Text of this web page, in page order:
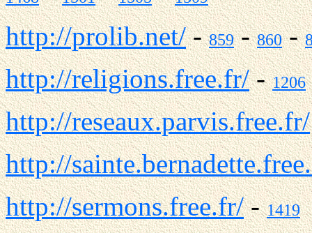
http://prolib.net/-859-860-
http://religions.free.fr/-1206
http://reseaux.parvis.free.fr/
http://
http://sermons.free.fr/-1419